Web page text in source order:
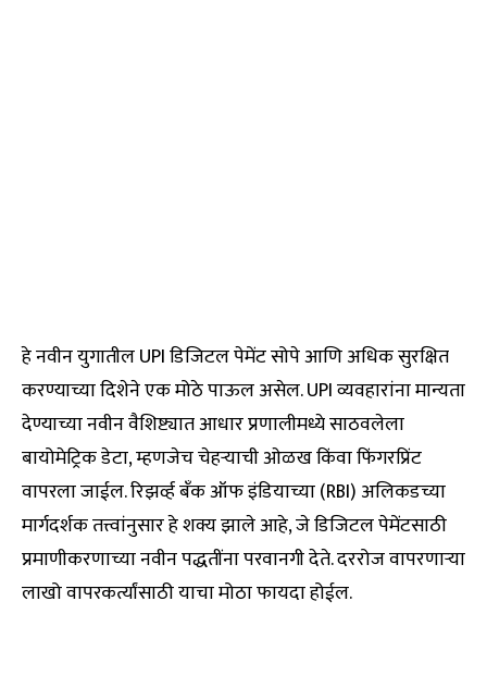
हे नवीन युगातील UPI डिजिटल पेमेंट सोपे आणि अधिक सुरक्षित
करण्याच्या दिशेने एक मोठे पाऊल असेल. UPI व्यवहारांना मान्यता
देण्याच्या नवीन वैशिष्ट्यात आधार प्रणालीमध्ये साठवलेला
बायोमेट्रिक डेटा, म्हणजेच चेहऱ्याची ओळख किंवा फिंगरप्रिंट
वापरला जाईल. रिझर्व्ह बँक ऑफ इंडियाच्या (RBI) अलिकडच्या
मार्गदर्शक तत्त्वांनुसार हे शक्य झाले आहे, जे डिजिटल पेमेंटसाठी
प्रमाणीकरणाच्या नवीन पद्धतींना परवानगी देते. दररोज वापरणाऱ्या
लाखो वापरकर्त्यांसाठी याचा मोठा फायदा होईल.